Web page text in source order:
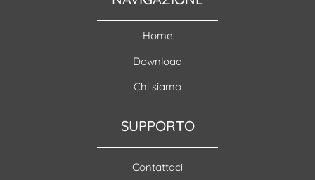
Home
Download
Chi siamo
SUPPORTO
Contattaci